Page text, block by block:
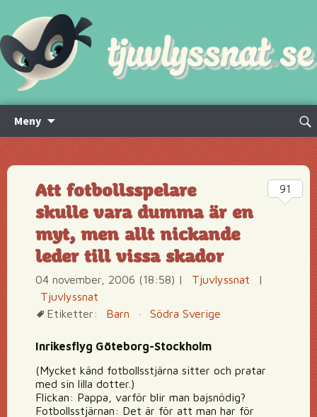
Meny
innehåll
Sök
Att fotbollsspelare
skulle vara dumma är en
myt, men allt nickande
leder till vissa skador
04 november, 2006 (18:58) | Tjuvlyssnat
|
Tjuvlyssnat
Etiketter:
Barn · Södra Sverige
Inrikesflyg Göteborg-Stockholm
(Mycket känd fotbollsstjärna sitter och pratar
med sin lilla dotter.)
Flickan: Pappa, varför blir man bajsnödig?
Fotbollsstjärnan: Det är för att man har för
91